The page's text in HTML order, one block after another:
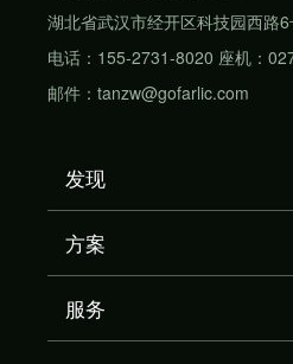
湖北省武汉市经开区科技园西路
电话：155-2731-8020 座机：
邮件：tanzw@gofarlic.com
发现
方案
服务